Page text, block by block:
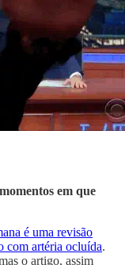
em que
é uma revisão
com artéria ocluída.
o artigo, assim